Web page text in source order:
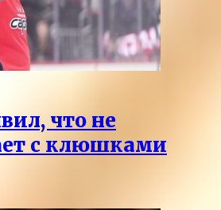
что не
с клюшками